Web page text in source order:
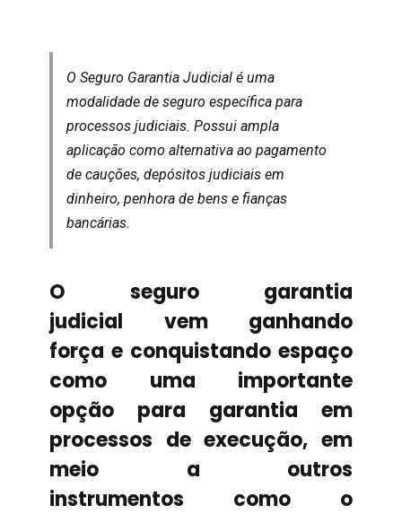
O Seguro Garantia Judicial é uma
modalidade de seguro específica para
processos judiciais. Possui ampla
aplicação como alternativa ao pagamento
de cauções, depósitos judiciais em
dinheiro, penhora de bens e fianças
bancárias.
O seguro garantia
judicial vem ganhando
força e conquistando espaço
como uma importante
opção para garantia em
processos de execução, em
meio a outros
instrumentos como o